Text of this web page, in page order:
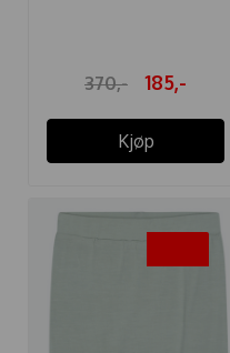
370,- 185,-
Kjøp